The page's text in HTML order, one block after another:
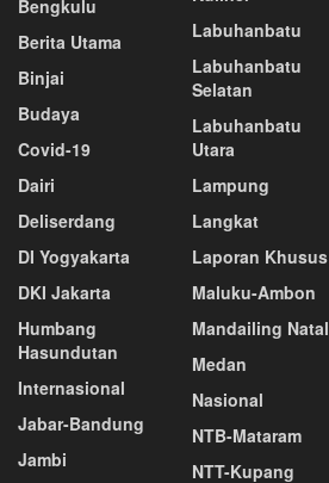
Bengkulu
Berita Utama
Binjai
Budaya
Covid-19
Dairi
Deliserdang
DI Yogyakarta
DKI Jakarta
Humbang
Hasundutan
Internasional
Jabar-Bandung
Jambi
Labuhanbatu
Labuhanbatu
Selatan
Labuhanbatu
Utara
Lampung
Langkat
Laporan Khusus
Maluku-Ambon
Mandailing Natal
Medan
Nasional
NTB-Mataram
NTT-Kupang